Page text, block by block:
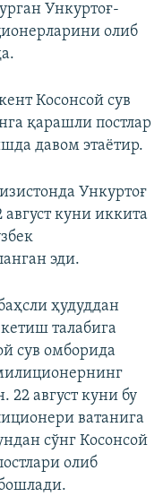
Ункуртоғ-
олиб
Косонсой сув
қарашли постлар
давом этаётир.
Ункуртоғ
август куни иккита
эди.
ҳудуддан
талабига
сув омборида
август куни бу
ватанига
сўнг Косонсой
олиб